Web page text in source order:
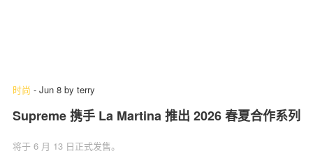
时尚 - Jun 8 by terry
Supreme 携手 La Martina 推出 2026 春夏合作系列
将于 6 月 13 日正式发售。